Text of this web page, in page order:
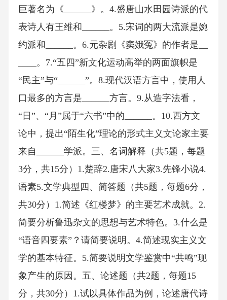
巨著名为《______》。4.盛唐山水田园诗派的代
表诗人有王维和______。5.宋词的两大流派是婉
约派和______。6.元杂剧《窦娥冤》的作者是__
____。7.“五四”新文化运动高举的两面旗帜是
“民主”与“______”。8.现代汉语方言中，使用人
口最多的方言是______方言。9.从造字法看，
“日”、“月”属于“六书”中的______。10.西方文
论中，提出“陌生化”理论的形式主义文论家主要
来自______学派。三、名词解释（共5题，每题
3分，共15分）1.楚辞2.唐宋八大家3.先锋小说4.
语素5.文学典型四、简答题（共5题，每题6分，
共30分）1.简述《红楼梦》的主要艺术成就。2.
简要分析鲁迅杂文的思想与艺术特色。3.什么是
“语音四要素”？请简要说明。4.简述现实主义文
学的基本特征。5.简要说明文学鉴赏中“共鸣”现
象产生的原因。五、论述题（共2题，每题15
分，共30分）1.试以具体作品为例，论述唐代诗